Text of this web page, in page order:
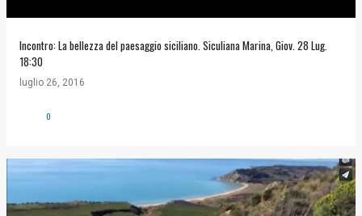
Incontro: La bellezza del paesaggio siciliano. Siculiana Marina, Giov. 28 Lug.
18:30
luglio 26, 2016
0